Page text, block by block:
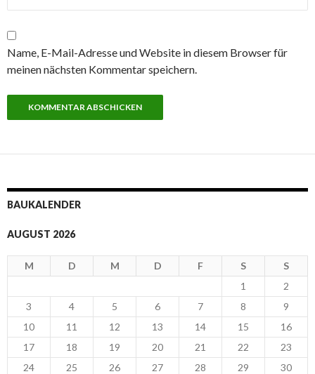
Name, E-Mail-Adresse und Website in diesem Browser für
meinen nächsten Kommentar speichern.
BAUKALENDER
AUGUST 2026
M D M D F S
S
1
2
3
4 5 6 7 8
9
10
11 12 13 14 15
16
17
18 19 20 21 22
23
24
25 26 27 28 29
30